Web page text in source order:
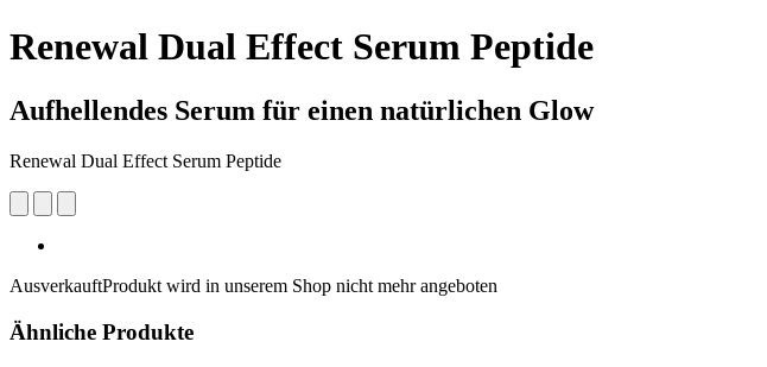
Renewal Dual Effect Serum Peptide
Aufhellendes Serum für einen natürlichen Glow
Renewal Dual Effect Serum Peptide
AusverkauftProdukt wird in unserem Shop nicht mehr angeboten
Ähnliche Produkte